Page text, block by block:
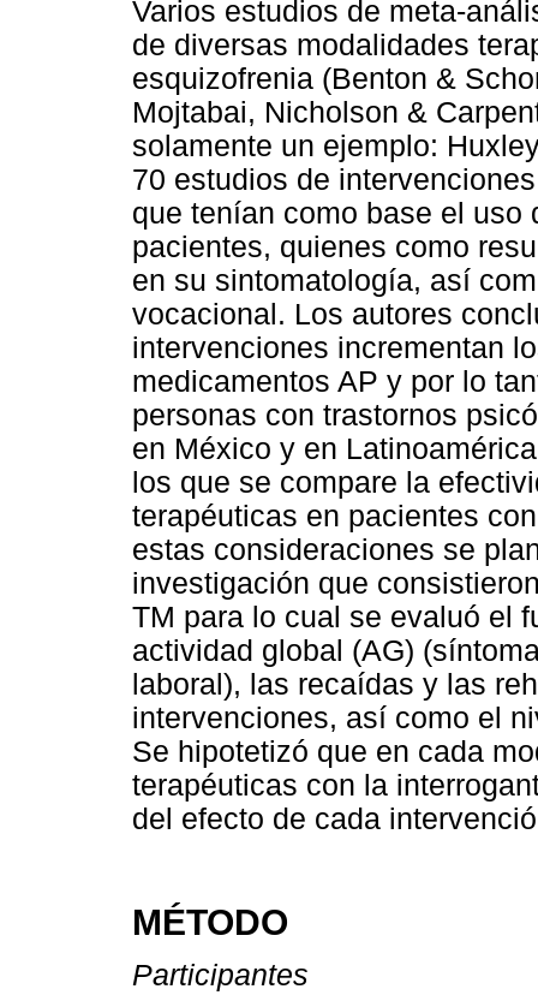
Varios estudios de meta-
de diversas modalidades
esquizofrenia (Benton &
Mojtabai, Nicholson &
solamente un ejemplo:
70 estudios de
que tenían como base el uso
pacientes, quienes como
en su sintomatología, así
vocacional. Los autores
intervenciones incrementan
medicamentos AP y por lo
personas con trastornos
en México y en
los que se compare la
terapéuticas en pacientes
estas consideraciones se
investigación que
TM para lo cual se evaluó el
actividad global (AG)
laboral), las recaídas y las
intervenciones, así como el
Se hipotetizó que en cada
terapéuticas con la
del efecto de cada
MÉTODO
Participantes